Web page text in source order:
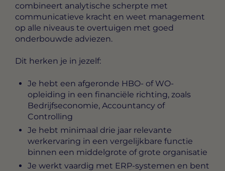
combineert analytische scherpte met
communicatieve kracht en weet management
op alle niveaus te overtuigen met goed
onderbouwde adviezen.
Dit herken je in jezelf:
Je hebt een afgeronde HBO- of WO-
opleiding in een financiële richting, zoals
Bedrijfseconomie, Accountancy of
Controlling
Je hebt minimaal drie jaar relevante
werkervaring in een vergelijkbare functie
binnen een middelgrote of grote organisatie
Je werkt vaardig met ERP-systemen en bent